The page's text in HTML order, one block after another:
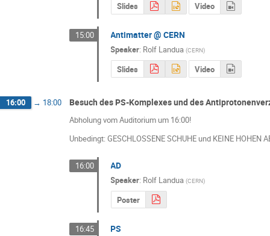
Slides Video
15:00 Antimatter @ CERN
Speaker: Rolf Landua (CERN)
Slides Video
16:00 → 18:00 Besuch des PS-Komplexes und des
Abholung vom Auditorium um 16:00!
Unbedingt: GESCHLOSSENE SCHUHE und KEINE HOHEN
16:00 AD
Speaker: Rolf Landua (CERN)
Poster
16:45 PS